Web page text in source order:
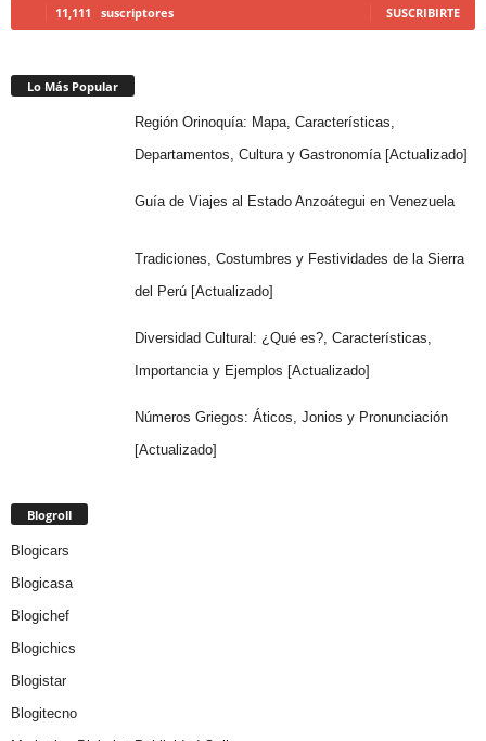
11,111 suscriptores SUSCRIBIRTE
Lo Más Popular
Región Orinoquía: Mapa, Características,
Departamentos, Cultura y Gastronomía [Actualizado]
Guía de Viajes al Estado Anzoátegui en Venezuela
Tradiciones, Costumbres y Festividades de la Sierra
del Perú [Actualizado]
Diversidad Cultural: ¿Qué es?, Características,
Importancia y Ejemplos [Actualizado]
Números Griegos: Áticos, Jonios y Pronunciación
[Actualizado]
Blogroll
Blogicars
Blogicasa
Blogichef
Blogichics
Blogistar
Blogitecno